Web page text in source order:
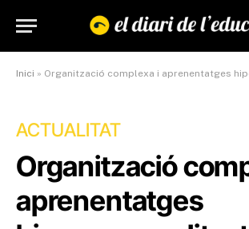
Inici » Organització complexa i aprenentatges hiperpersonalitzats, una jornada amb la
ACTUALITAT
Organització
aprenentatges